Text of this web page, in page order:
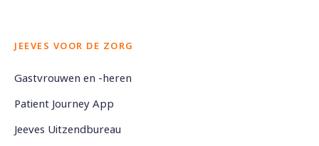
JEEVES VOOR DE ZORG
Gastvrouwen en -heren
Patient Journey App
Jeeves Uitzendbureau